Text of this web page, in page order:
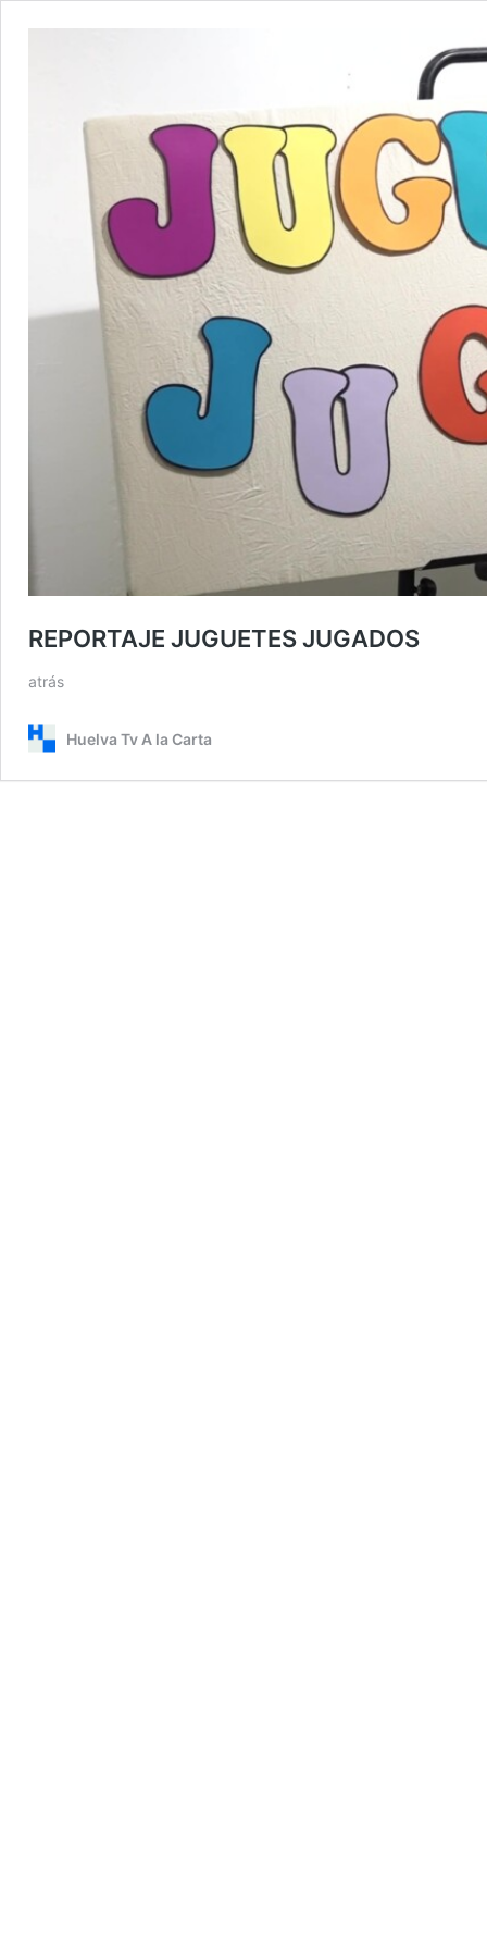
REPORTAJE JUGUETES JUGADOS
atrás
Huelva Tv A la Carta